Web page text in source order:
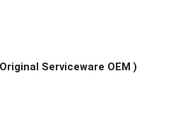
Serviceware OEM )